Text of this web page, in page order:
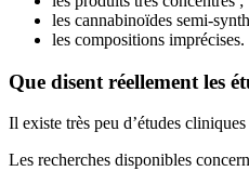
les cannabinoïdes semi-
les compositions imprécises.
Que disent réellement les
Il existe très peu d’études
Les recherches disponibles